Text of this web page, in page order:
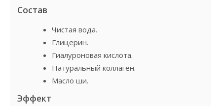
Состав
Чистая вода.
Глицерин.
Гиалуроновая кислота.
Натуральный коллаген.
Масло ши.
Эффект